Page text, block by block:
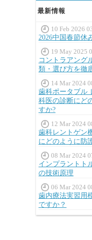
最新情報
10 Feb 2026
2026中国春節休
19 May 2025
コントラアング
類・選び方を徹
14 Mar 2024
歯科ポータブル
科医の診断にど
すか?
12 Mar 2024
歯科レントゲン
にどのように防
08 Mar 2024
インプラントト
の技術原理
06 Mar 2024
歯内療法実習用
ですか？